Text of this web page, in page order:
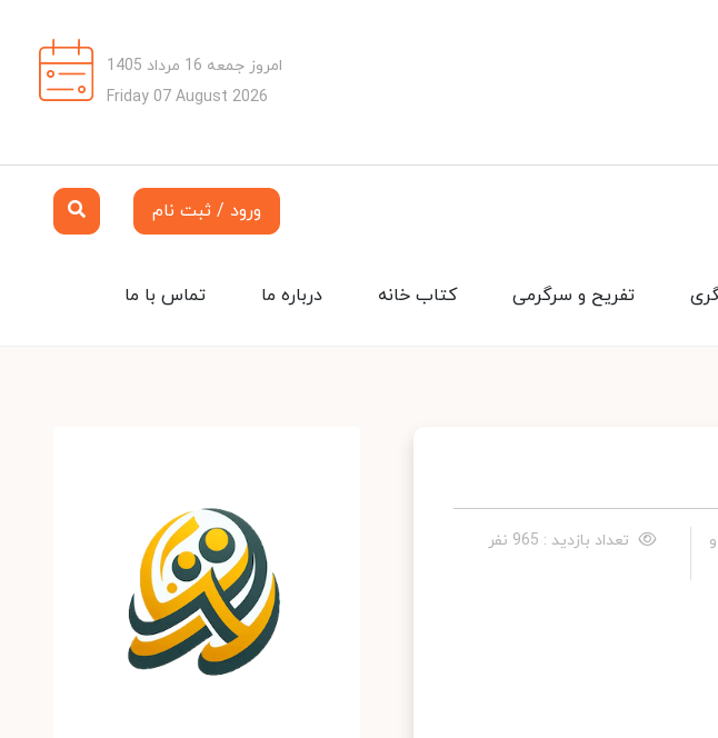
امروز جمعه 16 مرداد 1405
Friday 07 August 2026
ورود / ثبت نام
تماس با ما درباره ما کتاب خانه تفریح و سرگرمی
تعداد بازدید : 965 نفر